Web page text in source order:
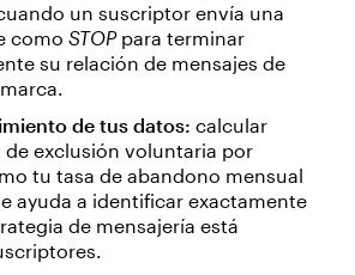
un suscriptor envía una
como STOPpara terminar
su relación de mensajes de
de tus datos: calcular
exclusión voluntaria por
tu tasa de abandono mensual
ayuda a identificar exactamente
de mensajería está